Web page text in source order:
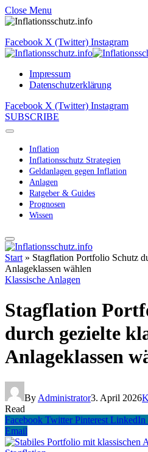
Close Menu
Facebook X (Twitter) Instagram
Impressum
Datenschutzerklärung
Facebook X (Twitter) Instagram
SUBSCRIBE
Inflation
Inflationsschutz Strategien
Geldanlagen gegen Inflation
Anlagen
Ratgeber & Guides
Prognosen
Wissen
Start » Stagflation Portfolio Schutz
Anlageklassen wählen
Klassische Anlagen
Stagflation
durch gezielte
Anlageklassen
By Administrator3. April 2026
Read
Facebook Twitter Pinterest LinkedIn
Email